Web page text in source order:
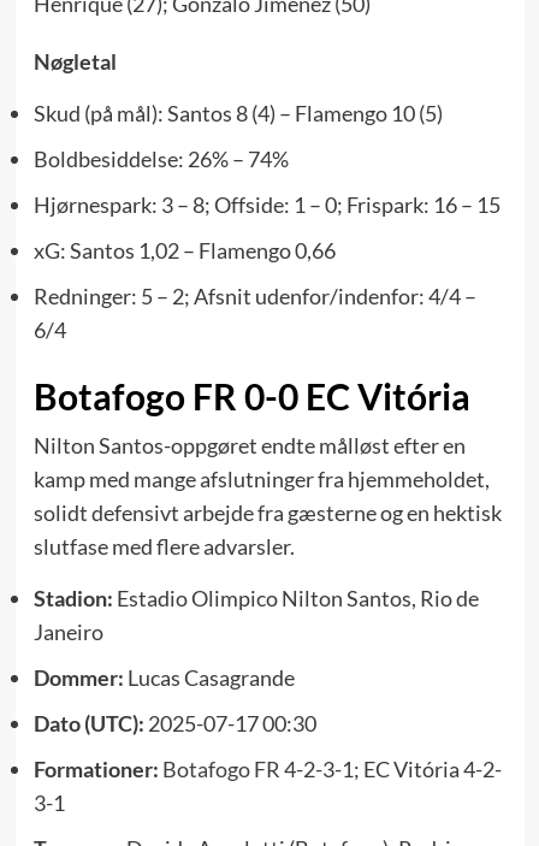
Nøgletal
Skud (på mål): Santos 8 (4) – Flamengo 10 (5)
Boldbesiddelse: 26% – 74%
Hjørnespark: 3 – 8; Offside: 1 – 0; Frispark: 16 – 15
xG: Santos 1,02 – Flamengo 0,66
Redninger: 5 – 2; Afsnit udenfor/indenfor: 4/4 –
6/4
Botafogo FR 0-0 EC Vitória
Nilton Santos-oppgøret endte målløst efter en
kamp med mange afslutninger fra hjemmeholdet,
solidt defensivt arbejde fra gæsterne og en hektisk
slutfase med flere advarsler.
Stadion: Estadio Olimpico Nilton Santos, Rio de
Janeiro
Dommer: Lucas Casagrande
Dato (UTC): 2025-07-17 00:30
Formationer: Botafogo FR4-2-3-1; EC Vitória 4-2-
3-1